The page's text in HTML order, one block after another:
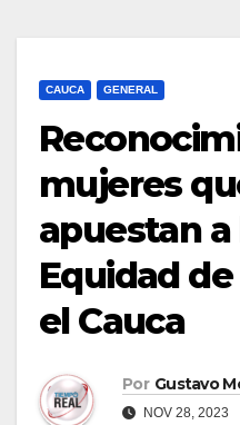
CAUCA GENERAL
mujeres
apuestan
Equidad
el Cauca
Por Gustavo
NOV 28, 2023